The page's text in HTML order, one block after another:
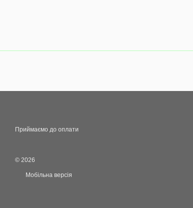
Приймаємо до оплати
© 2026
Мобільна версія